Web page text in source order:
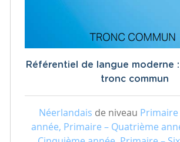
Référentiel de langue moderne
tronc commun
Néerlandais de niveau Primaire
année, Primaire – Quatrième